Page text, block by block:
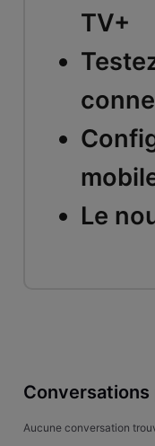
TV+
Le
Conversations
Aucune conversation